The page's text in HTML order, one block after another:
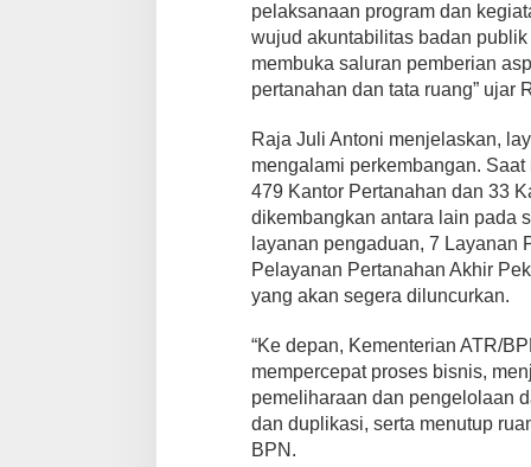
pelaksanaan program dan
wujud akuntabilitas badan
membuka saluran pemberian
pertanahan dan tata ruang” ujar
Raja Juli Antoni menjelaskan,
mengalami perkembangan.
479 Kantor Pertanahan dan 33
dikembangkan antara lain pada
layanan pengaduan, 7 Layanan
Pelayanan Pertanahan Akhir
yang akan segera diluncurkan.
“Ke depan, Kementerian ATR/
mempercepat proses bisnis,
pemeliharaan dan pengelolaan
dan duplikasi, serta menutup
BPN.